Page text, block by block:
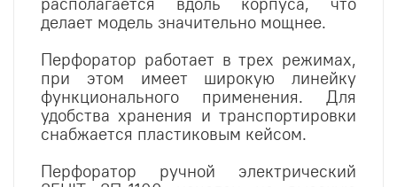
делает модель значительно мощнее.
Перфоратор работает в трех режимах,
при этом имеет широкую линейку
функционального применения. Для
удобства хранения и транспортировки
снабжается пластиковым кейсом.
Перфоратор ручной электрический